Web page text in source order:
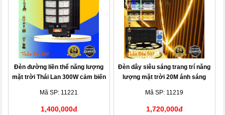
Đèn đường liền thể năng lượng
mặt trời Thái Lan 300W cảm biến
Mã SP: 11221
1,400,000đ
Đèn dây siêu sáng trang trí năng
lượng mặt trời 20M ánh sáng
Mã SP: 11219
1,720,000đ